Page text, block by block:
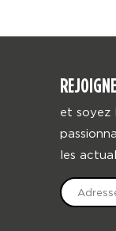
et soyez
les